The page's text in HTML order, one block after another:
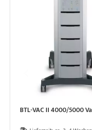
BTL-VAC II 4000/5000